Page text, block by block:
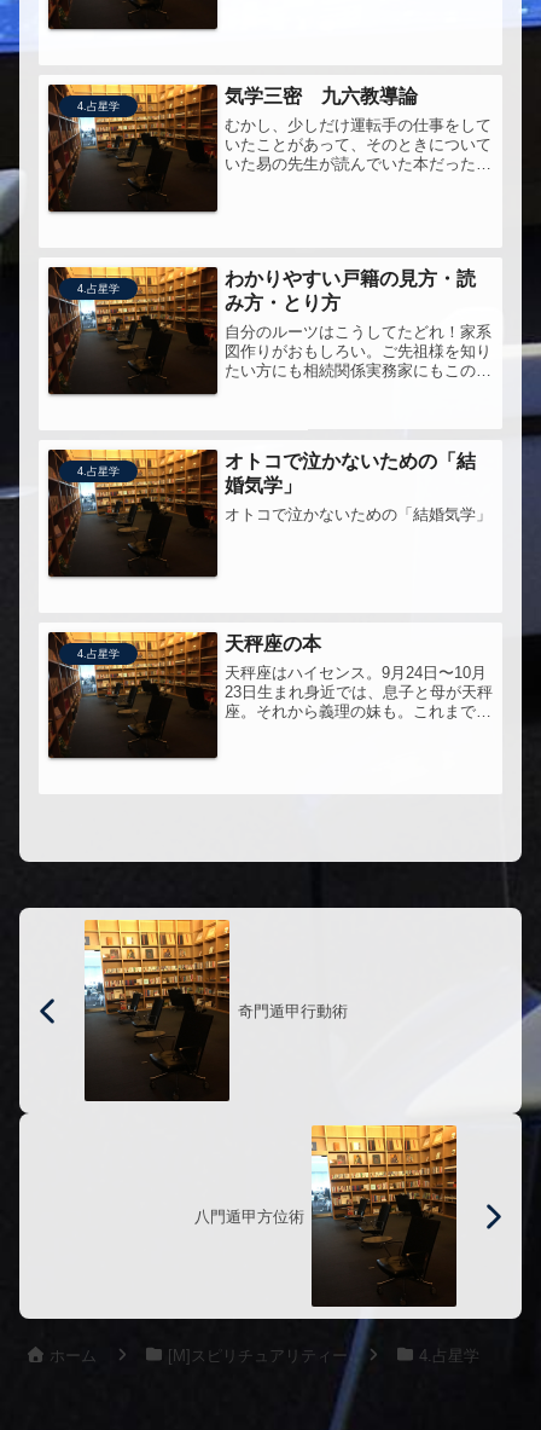
4.占星学 気学三密 九六教導論
むかし、少しだけ運転手の仕事をして
いたことがあって、そのときについて
いた易の先生が読んでいた本だったと
4.占星学
わかりやすい戸籍の見方・読
み方・とり方
自分のルーツはこうしてたどれ！家系
図作りがおもしろい。ご先祖様を知り
たい方にも相続関係実務家にもこの一
4.占星学
オトコで泣かないための「結
婚気学」
オトコで泣かないための「結婚気学」
4.占星学 天秤座の本
天秤座はハイセンス。9月24日〜10月
23日生まれ身近では、息子と母が天秤
座。それから義理の妹も。これまでに
奇門遁甲行動術
八門遁甲方位術
ホーム [M]スピリチュアリティー 4.占星学